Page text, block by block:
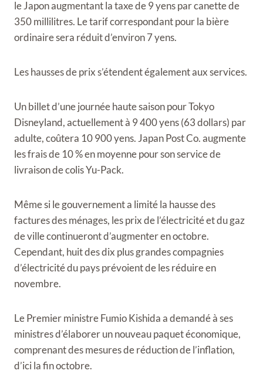
le Japon augmentant la taxe de 9 yens par canette de
350 millilitres. Le tarif correspondant pour la bière
ordinaire sera réduit d’environ 7 yens.
Les hausses de prix s’étendent également aux services.
Un billet d’une journée haute saison pour Tokyo
Disneyland, actuellement à 9 400 yens (63 dollars) par
adulte, coûtera 10 900 yens. Japan Post Co. augmente
les frais de 10 % en moyenne pour son service de
livraison de colis Yu-Pack.
Même si le gouvernement a limité la hausse des
factures des ménages, les prix de l’électricité et du gaz
de ville continueront d’augmenter en octobre.
Cependant, huit des dix plus grandes compagnies
d’électricité du pays prévoient de les réduire en
novembre.
Le Premier ministre Fumio Kishida a demandé à ses
ministres d’élaborer un nouveau paquet économique,
comprenant des mesures de réduction de l’inflation,
d’ici la fin octobre.